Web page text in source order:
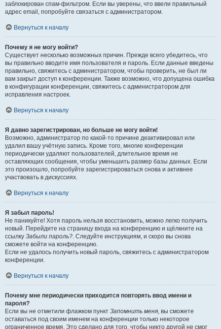
заблокирован спам-фильтром. Если вы уверены, что ввели правильный
адрес email, попробуйте связаться с администратором.
Вернуться к началу
Почему я не могу войти?
Существует несколько возможных причин. Прежде всего убедитесь, что
вы правильно вводите имя пользователя и пароль. Если данные введены
правильно, свяжитесь с администратором, чтобы проверить, не был ли
вам закрыт доступ к конференции. Также возможно, что допущена ошибка
в конфигурации конференции, свяжитесь с администратором для
исправления настроек.
Вернуться к началу
Я давно зарегистрирован, но больше не могу войти!
Возможно, администратор по какой-то причине деактивировал или
удалил вашу учётную запись. Кроме того, многие конференции
периодически удаляют пользователей, длительное время не
оставляющих сообщения, чтобы уменьшить размер базы данных. Если
это произошло, попробуйте зарегистрироваться снова и активнее
участвовать в дискуссиях.
Вернуться к началу
Я забыл пароль!
Не паникуйте! Хотя пароль нельзя восстановить, можно легко получить
новый. Перейдите на страницу входа на конференцию и щёлкните на
ссылку Забыли пароль?. Следуйте инструкциям, и скоро вы снова
сможете войти на конференцию.
Если не удалось получить новый пароль, свяжитесь с администратором
конференции.
Вернуться к началу
Почему мне периодически приходится повторять ввод имени и
пароля?
Если вы не отметили флажком пункт Запомнить меня, вы сможете
оставаться под своим именем на конференции только некоторое
ограниченное время. Это сделано для того, чтобы никто другой не смог